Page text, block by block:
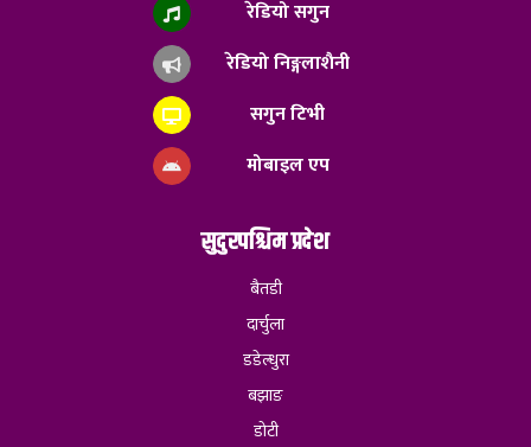
रेडियो सगुन
रेडियो निङ्गलाशैनी
सगुन टिभी
मोबाइल एप
सुदुरपश्चिम प्रदेश
बैतडी
दार्चुला
डडेल्धुरा
बझाङ
डोटी